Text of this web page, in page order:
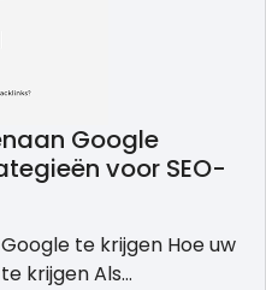
Google
voor SEO-
te krijgen Hoe uw
krijgen Als…